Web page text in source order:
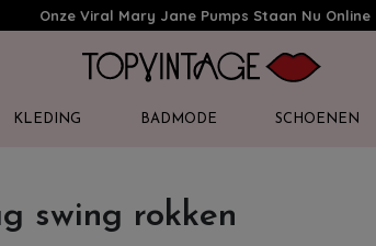
Onze Viral Mary Jane Pumps Staan Nu Online
KLEDING BADMODE SCHOENEN
swing rokken